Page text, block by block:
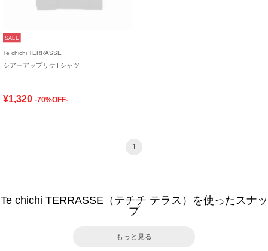
SALE
Te chichi TERRASSE
シアーアップリケTシャツ
¥1,320 -70%OFF-
1
Te chichi TERRASSE（テチチ テラス）を使ったスナッ
プ
もっと見る